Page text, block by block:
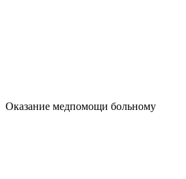
Оказание медпомощи больному